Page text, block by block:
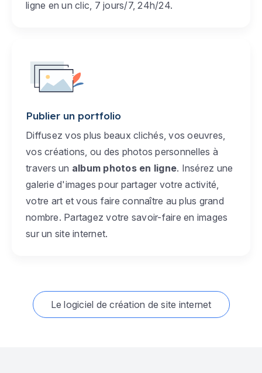
ligne en un clic, 7 jours/7, 24h/24.
Publier un portfolio
Diffusez vos plus beaux clichés, vos oeuvres,
vos créations, ou des photos personnelles à
travers un album photos en ligne. Insérez une
galerie d'images pour partager votre activité,
votre art et vous faire connaître au plus grand
nombre. Partagez votre savoir-faire en images
sur un site internet.
Le logiciel de création de site internet